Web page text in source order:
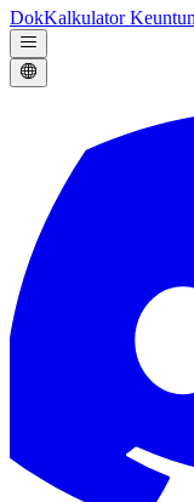
DokKalkulator